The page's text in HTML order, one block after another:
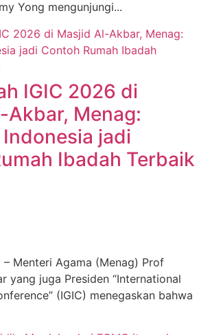
Yong mengunjungi...
IGIC 2026 di
Akbar, Menag:
jadi
Ibadah Terbaik
– Menteri Agama (Menag) Prof
yang juga Presiden “International
(IGIC) menegaskan bahwa